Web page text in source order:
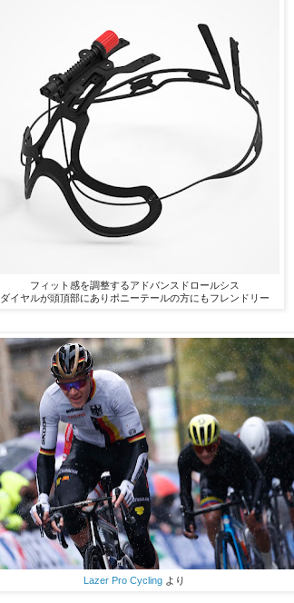
フィット感を調整するアドバンスドロールシス
ダイヤルが頭頂部にありポニーテールの方にもフレンドリー
Lazer Pro Cycling より